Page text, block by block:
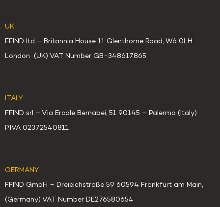
UK
FFIND ltd – Britannia House 11 Glenthorne Road, W6 0LH
London (UK) VAT Number GB-348617865
ITALY
FFIND srl – Via Ercole Bernabei, 51 90145 – Palermo (Italy)
P.IVA 02372540811
GERMANY
FFIND GmbH – Dreieichstraße 59 60594 Frankfurt am Main,
(Germany) VAT Number DE276580654